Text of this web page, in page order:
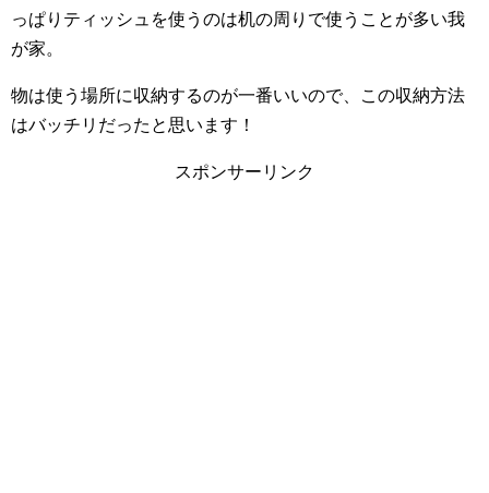
っぱりティッシュを使うのは机の周りで使うことが多い我
が家。
物は使う場所に収納するのが一番いいので、この収納方法
はバッチリだったと思います！
スポンサーリンク